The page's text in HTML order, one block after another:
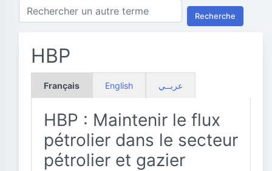
Recherche
HBP
Français English عربــي
HBP : Maintenir le flux
pétrolier dans le secteur
pétrolier et gazier